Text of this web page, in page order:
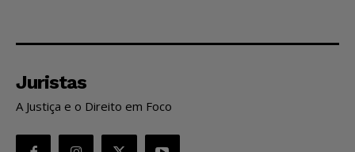
Juristas
A Justiça e o Direito em Foco